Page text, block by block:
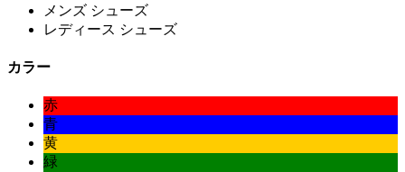
メンズ シューズ
レディース シューズ
カラー
赤
青
黄
緑